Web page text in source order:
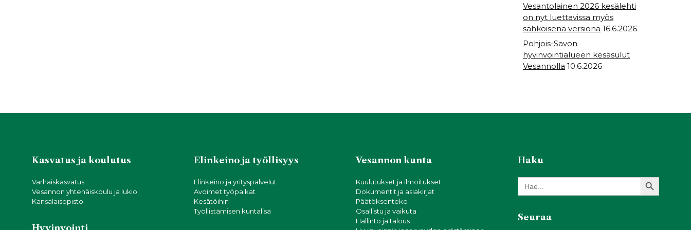
Vesantolainen 2026 kesälehti
on nyt luettavissa myös
sähköisenä versiona 16.6.2026
Pohjois-Savon
hyvinvointialueen kesäsulut
Vesannolla 10.6.2026
Kasvatus ja koulutus
Varhaiskasvatus
Vesannon yhtenäiskoulu ja lukio
Kansalaisopisto
Elinkeino ja työllisyys
Elinkeino ja yrityspalvelut
Avoimet työpaikat
Kesätöihin
Työllistämisen kuntalisä
Vesannon kunta
Kuulutukset ja ilmoitukset
Dokumentit ja asiakirjat
Päätöksenteko
Osallistu ja vaikuta
Hallinto ja talous
Haku
Search
for:
Search Button
Seuraa